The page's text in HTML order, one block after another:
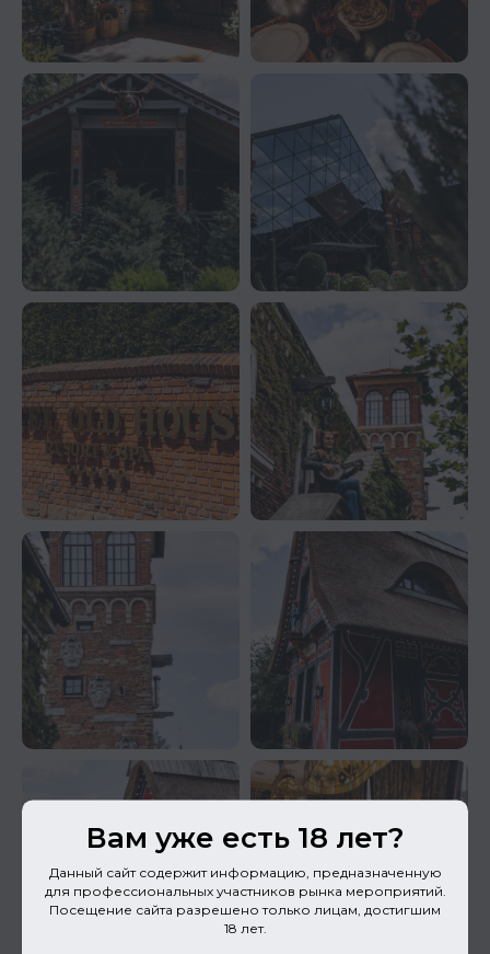
Вам уже есть 18 лет?
Данный сайт содержит информацию, предназначенную
для профессиональных участников рынка мероприятий.
Посещение сайта разрешено только лицам, достигшим
18 лет.